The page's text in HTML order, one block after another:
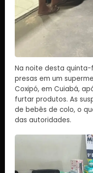
Na noite desta
presas em um
Coxipó, em Cuiabá,
furtar produtos. As
de bebês de colo, o
das autoridades.